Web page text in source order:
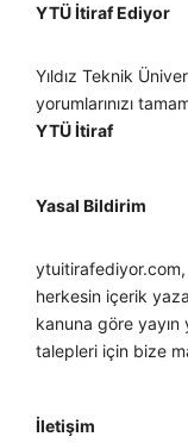
YTÜ İtiraf Ediyor
Yıldız Teknik
yorumlarınızı
YTÜ İtiraf
Yasal Bildirim
herkesin içerik
kanuna göre
talepleri için bize
İletişim